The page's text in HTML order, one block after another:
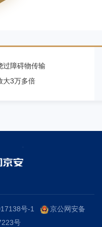
过障碍物传输
大3万多倍
号-1
京公网安备
号